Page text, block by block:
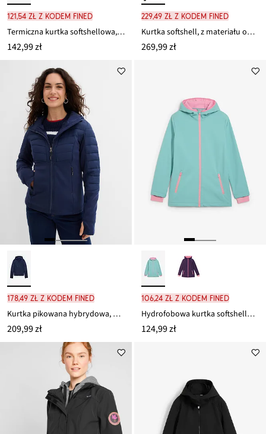
121,54 zł z kodem FINED
Termiczna kurtka softshellowa, hydrofobowa
142,99 zł
229,49 zł z kodem FINED
Kurtka softshell, z materiału odpychającego wodę
269,99 zł
178,49 zł z kodem FINED
Kurtka pikowana hybrydowa, hydrofobowa, softshellowa, z pikowanymi wstawkami
209,99 zł
106,24 zł z kodem FINED
Hydrofobowa kurtka softshellowa z kapturem
124,99 zł